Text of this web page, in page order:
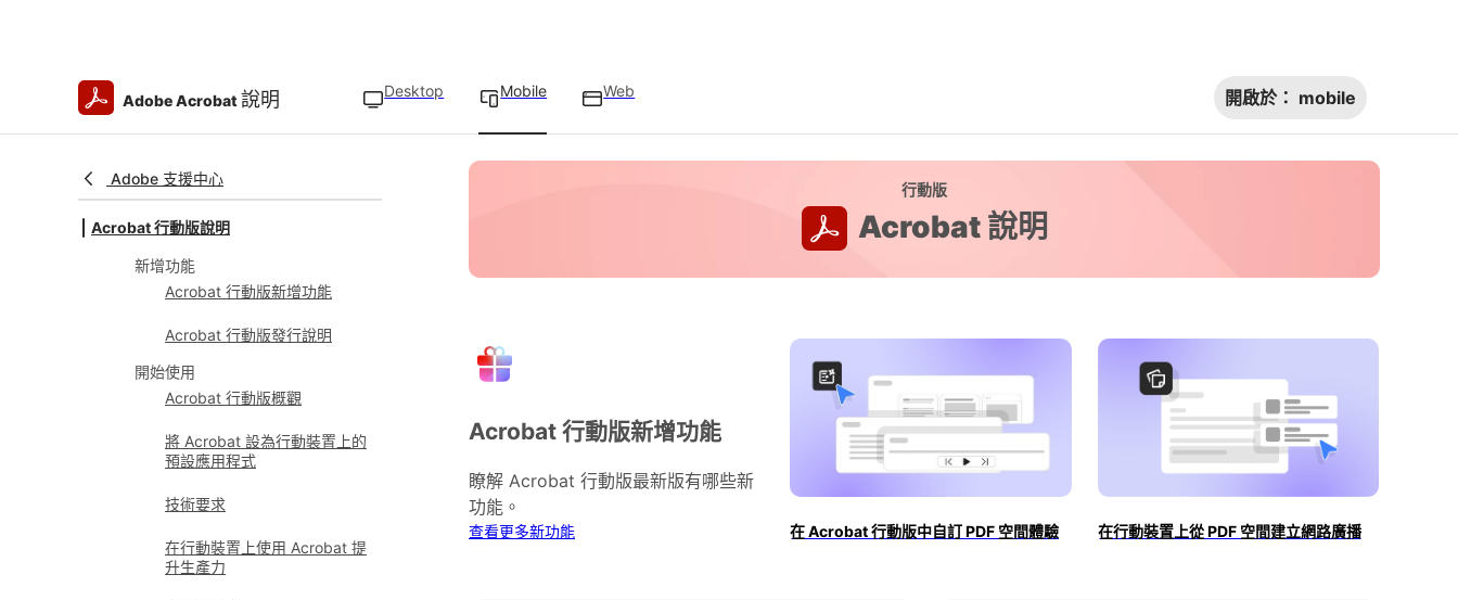
Adobe Acrobat 說明 Desktop Mobile Web 開啟於： mobile
Adobe 支援中心
Acrobat 行動版說明
新增功能
Acrobat 行動版新增功能
Acrobat 行動版發行說明
開始使用
Acrobat 行動版概觀
將 Acrobat 設為行動裝置上的
預設應用程式
技術要求
在行動裝置上使用 Acrobat 提
升生產力
行動版
Acrobat 說明
Acrobat 行動版新增功能
瞭解 Acrobat 行動版最新版有哪些新
功能。
查看更多新功能 在 Acrobat 行動版中自訂 PDF 空間體驗 在行動裝置上從 PDF 空間建立網路廣播